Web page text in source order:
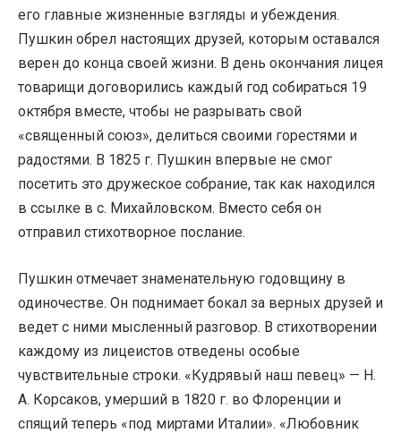
его главные жизненные взгляды и убеждения.
Пушкин обрел настоящих друзей, которым оставался
верен до конца своей жизни. В день окончания лицея
товарищи договорились каждый год собираться 19
октября вместе, чтобы не разрывать свой
«священный союз», делиться своими горестями и
радостями. В 1825 г. Пушкин впервые не смог
посетить это дружеское собрание, так как находился
в ссылке в с. Михайловском. Вместо себя он
отправил стихотворное послание.
Пушкин отмечает знаменательную годовщину в
одиночестве. Он поднимает бокал за верных друзей и
ведет с ними мысленный разговор. В стихотворении
каждому из лицеистов отведены особые
чувствительные строки. «Кудрявый наш певец» — Н.
А. Корсаков, умерший в 1820 г. во Флоренции и
спящий теперь «под миртами Италии». «Любовник